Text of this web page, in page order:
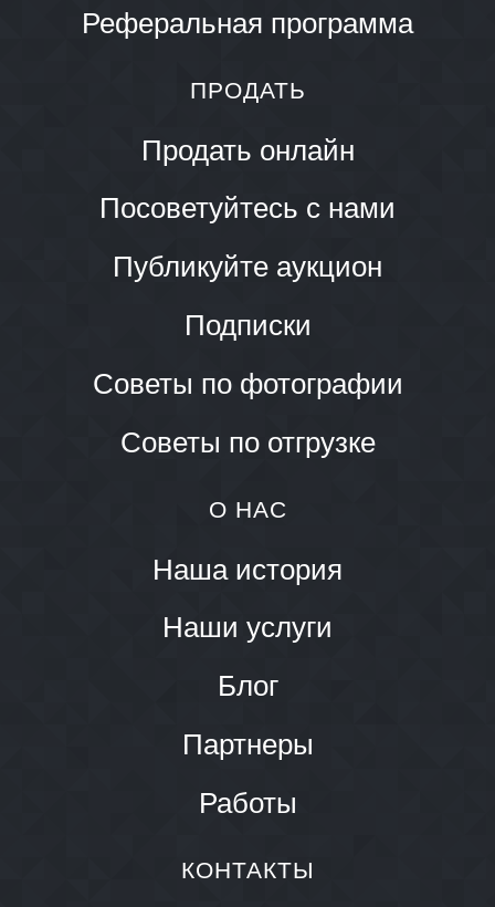
Реферальная программа
ПРОДАТЬ
Продать онлайн
Посоветуйтесь с нами
Публикуйте аукцион
Подписки
Советы по фотографии
Советы по отгрузке
О НАС
Наша история
Наши услуги
Блог
Партнеры
Работы
КОНТАКТЫ